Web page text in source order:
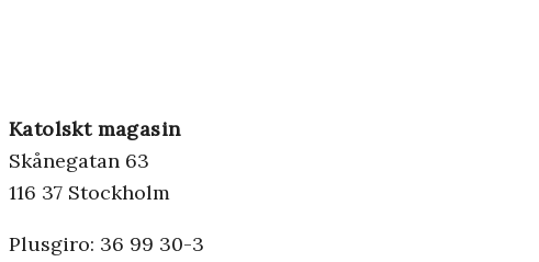
Katolskt magasin
Skånegatan 63
116 37 Stockholm
Plusgiro: 36 99 30-3